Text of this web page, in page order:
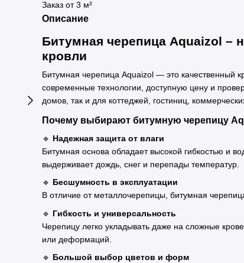
Заказ от 3 м²
Описание
Битумная черепица Aquaizol –
кровли
Битумная черепица Aquaizol — это качественный
современные технологии, доступную цену и
домов, так и для коттеджей, гостиниц,
Почему выбирают битумную черепицу
🔹 Надежная защита от влаги
Битумная основа обладает высокой гибкостью и
выдерживает дождь, снег и перепады температур.
🔹 Бесшумность в эксплуатации
В отличие от металлочерепицы, битумная
🔹 Гибкость и универсальность
Черепицу легко укладывать даже на сложные
или деформаций.
🔹 Большой выбор цветов и форм